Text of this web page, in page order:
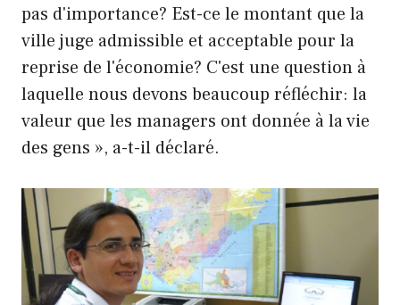
pas d'importance? Est-ce le montant que la
ville juge admissible et acceptable pour la
reprise de l'économie? C'est une question à
laquelle nous devons beaucoup réfléchir: la
valeur que les managers ont donnée à la vie
des gens », a-t-il déclaré.